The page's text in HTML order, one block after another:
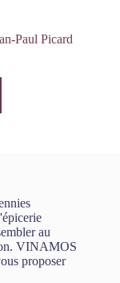
Paul Picard
au
VINAMOS
proposer